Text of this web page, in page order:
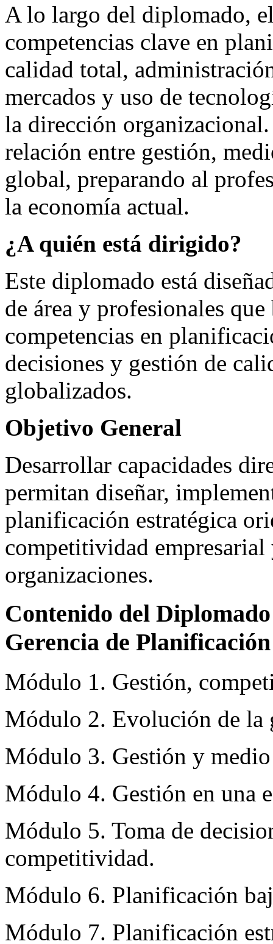
A lo largo del diplomado,
competencias clave en
calidad total,
mercados y uso de
la dirección
relación entre gestión,
global, preparando al
la economía actual.
¿A quién está dirigido?
Este diplomado está
de área y profesionales
competencias en
decisiones y gestión de
globalizados.
Objetivo General
Desarrollar capacidades
permitan diseñar,
planificación estratégica
competitividad
organizaciones.
Contenido del
Gerencia de
Módulo 1. Gestión,
Módulo 2. Evolución de la
Módulo 3. Gestión y
Módulo 4. Gestión en una
Módulo 5. Toma de
competitividad.
Módulo 6. Planificación
Módulo 7. Planificación